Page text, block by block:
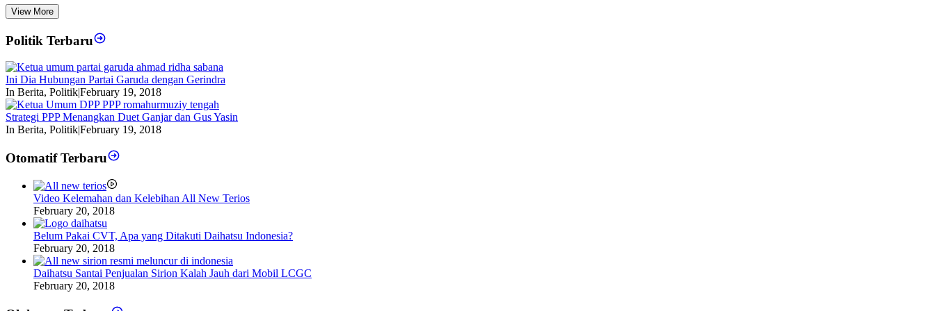
View More
Politik Terbaru
Ini Dia Hubungan Partai Garuda dengan Gerindra
In Berita, Politik|February 19, 2018
Strategi PPP Menangkan Duet Ganjar dan Gus Yasin
In Berita, Politik|February 19, 2018
Otomatif Terbaru
Video Kelemahan dan Kelebihan All New Terios
February 20, 2018
Belum Pakai CVT, Apa yang Ditakuti Daihatsu Indonesia?
February 20, 2018
Daihatsu Santai Penjualan Sirion Kalah Jauh dari Mobil LCGC
February 20, 2018